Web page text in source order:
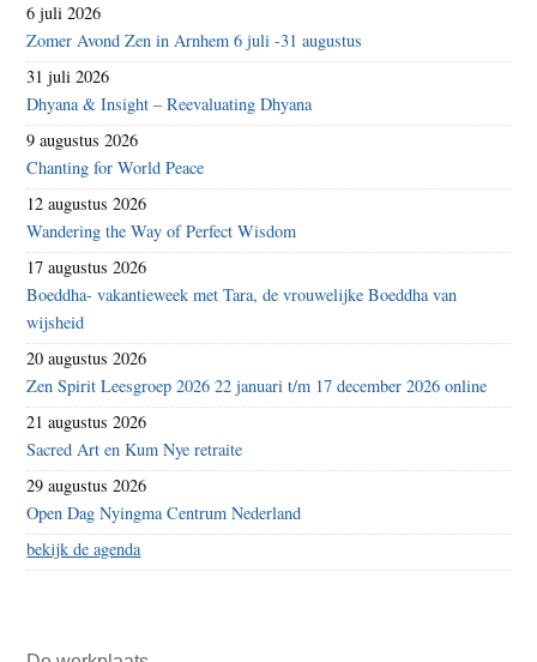
6 juli 2026
Zomer Avond Zen in Arnhem 6 juli -31 augustus
31 juli 2026
Dhyana & Insight – Reevaluating Dhyana
9 augustus 2026
Chanting for World Peace
12 augustus 2026
Wandering the Way of Perfect Wisdom
17 augustus 2026
Boeddha- vakantieweek met Tara, de vrouwelijke Boeddha van
wijsheid
20 augustus 2026
Zen Spirit Leesgroep 2026 22 januari t/m 17 december 2026 online
21 augustus 2026
Sacred Art en Kum Nye retraite
29 augustus 2026
Open Dag Nyingma Centrum Nederland
bekijk de agenda